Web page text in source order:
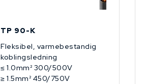
TP 90-K
Fleksibel, varmebestandig
koblingsledning
≤ 1.0mm² 300/500V
≥ 1.5mm² 450/750V